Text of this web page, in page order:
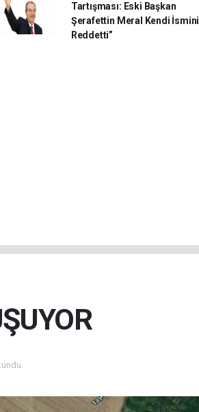
Tartışması: Eski Başkan
Şerafettin Meral Kendi İsmini
Reddetti”